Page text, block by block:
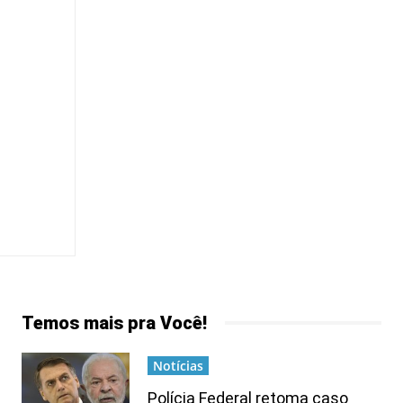
Temos mais pra Você!
Notícias
Polícia Federal retoma caso